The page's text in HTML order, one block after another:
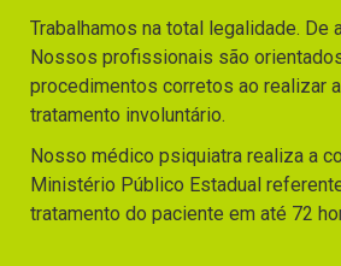
Trabalhamos na total legalidade. De
Nossos profissionais são
procedimentos corretos ao realizar
tratamento involuntário.
Nosso médico psiquiatra realiza a
Ministério Público Estadual
tratamento do paciente em até 72